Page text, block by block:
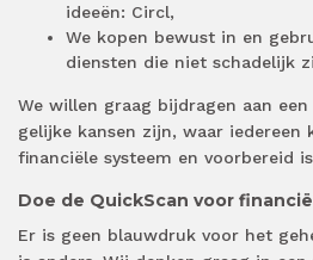
ideeën: Circl,
We kopen bewust in en
diensten die niet schadelijk
We willen graag bijdragen aan
gelijke kansen zijn, waar iedereen
financiële systeem en voorbereid
Doe de QuickScan voor
Er is geen blauwdruk voor het